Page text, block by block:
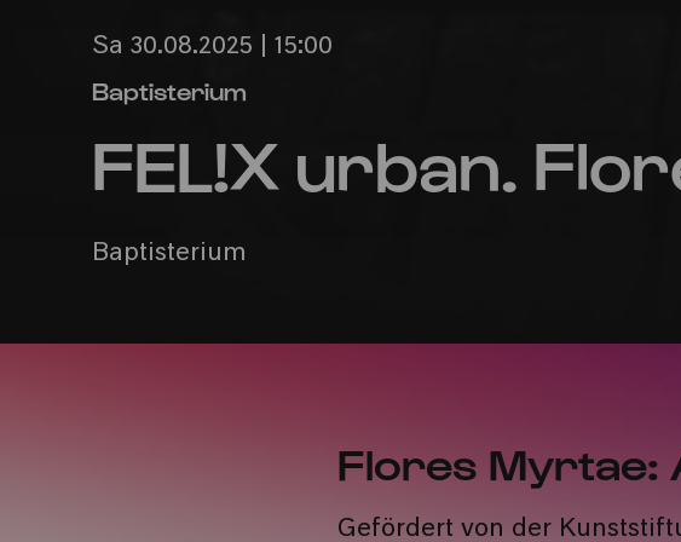
Sa 30.08.2025 | 15:00
Baptisterium
FEL!X urban.
Baptisterium
Flores Myrtae:
​Gefördert von der